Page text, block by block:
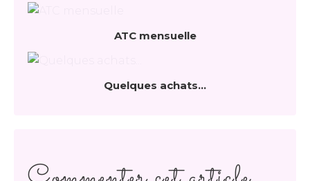
ATC mensuelle
Quelques achats...